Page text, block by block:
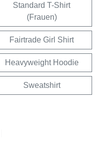
Standard T-Shirt
(Frauen)
Fairtrade Girl Shirt
Heavyweight Hoodie
Sweatshirt